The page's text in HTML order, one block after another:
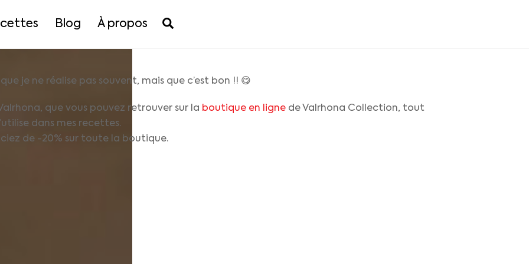
Blog À propos
je ne réalise pas souvent, mais que c’est bon !! 😋
que vous pouvez retrouver sur la boutique en lignede Valrhona Collection, tout
dans mes recettes.
de -20% sur toute la boutique.